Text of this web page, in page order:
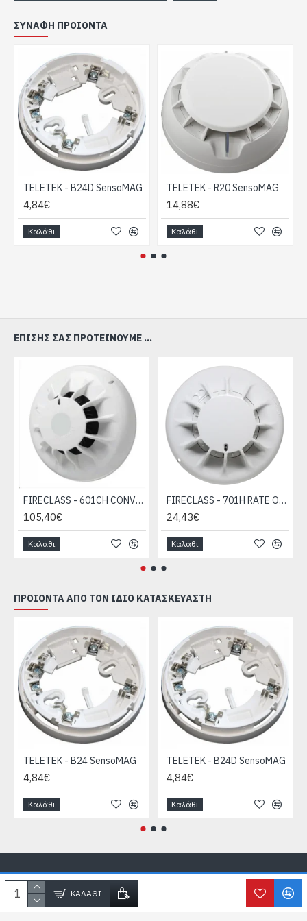
ΚΑΛΆΘΙ
Συμβατός με όλους τους πίνακες πυρανίχνευσης
Πιστοποιημένο σύμφωνα με τους Ευρωπαϊκούς
κανονισμούς EN54-7.
Τεχνικά Χαρακτηριστικά:
Τάση τροφοδοσίας 9-30 VDC (ονομαστική 12/24
VDC).
Κατάσταση συναγερμού ρεύματος.
Βάση τύπου B24 και B24D: 20mA / 12-30V.
Βάση τύπου B24RD: 33mA / 12V, 49mA / 24V,
57mA / 30V.
Βάση τύπου Β12: 18mA / 9V, 29mA / 12V, 32mA /
15V.
Βαθμός προστασίας IP 30 Περιοχή λειτουργικών
θερμοκρασιών -10 / + 60 ° C.
Σχετική αντίσταση στην υγρασία (93 ± 3)% στους
40 ° C.
Διαστάσεις (συμπεριλαμβανομένης της βάσης)
διάμετρος 102 mm, h 42 mm.
Βάρος (συμπεριλαμβανομένης της βάσης) 160g.
ΣΥΝΑΦΉ ΠΡΟΙΌΝΤΑ
TELETEK - B24D SensoMAG
4,84€
Καλάθι
TELETEK - R20 SensoMAG
14,88€
Καλάθι
ΕΠΊΣΗΣ ΣΑΣ ΠΡΟΤΕΊΝΟΥΜΕ ...
FIRECLASS - 601CH CONVENTIONAL CARBON MONOXIDE DETECTOR(516.600.004)
105,40€
Καλάθι
FIRECLASS - 701H RATE OF RISE HEAT 60°C (516.900.003)
24,43€
Καλάθι
ΠΡΟΙΌΝΤΑ ΑΠΌ ΤΟΝ ΊΔΙΟ ΚΑΤΑΣΚΕΥΑΣΤΉ
TELETEK - B24 SensoMAG
4,84€
Καλάθι
TELETEK - B24D SensoMAG
4,84€
Καλάθι
Copyright © SecureLife.gr2026, All Rights Reserved